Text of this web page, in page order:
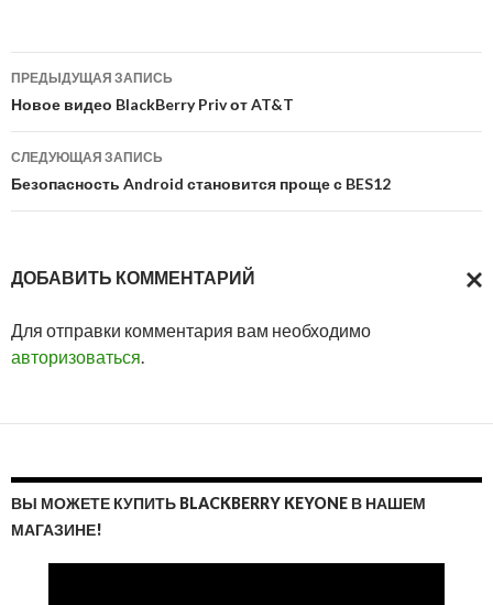
Навигация
по
записям
ПРЕДЫДУЩАЯ ЗАПИСЬ
Новое видео BlackBerry Priv от AT&T
СЛЕДУЮЩАЯ ЗАПИСЬ
Безопасность Android становится проще с BES12
ДОБАВИТЬ КОММЕНТАРИЙ
Для отправки комментария вам необходимо
авторизоваться.
ВЫ МОЖЕТЕ КУПИТЬ BLACKBERRY KEYONE В НАШЕМ
МАГАЗИНЕ!